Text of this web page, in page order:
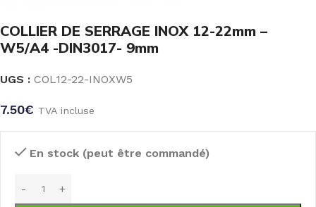
COLLIER DE SERRAGE INOX 12-22mm –
W5/A4 -DIN3017- 9mm
UGS : COL12-22-INOXW5
7.50€ TVA incluse
En stock (peut être commandé)